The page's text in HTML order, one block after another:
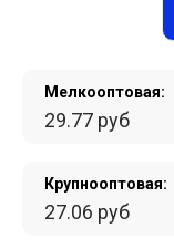
Мелкооптовая:
29.77 руб
Крупнооптовая:
27.06 руб